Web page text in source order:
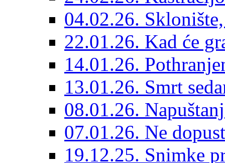
04.02.26.
22.01.26. Kad će
14.01.26.
13.01.26. Smrt
08.01.26.
07.01.26. Ne
19.12.25. Snimke